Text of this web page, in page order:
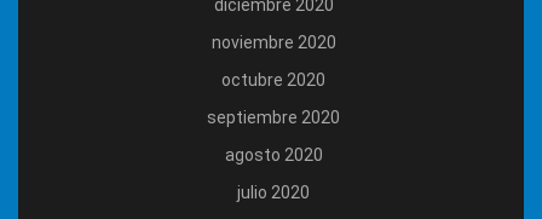
diciembre 2020
noviembre 2020
octubre 2020
septiembre 2020
agosto 2020
julio 2020